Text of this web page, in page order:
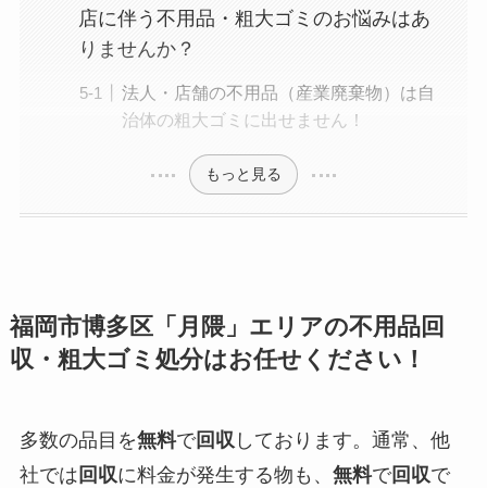
店に伴う不用品・粗大ゴミのお悩みはあ
りませんか？
法人・店舗の不用品（産業廃棄物）は自
治体の粗大ゴミに出せません！
もっと見る
福岡市博多区「月隈」エリアの不用品回
収・粗大ゴミ処分はお任せください！
多数の品目を無料で回収しております。 通常、他
社では 回収に料金が発生する物も、 無料で回収で